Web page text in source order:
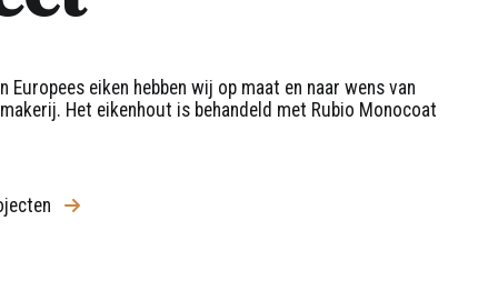
Europees eiken hebben wij op maat en naar wens van
Het eikenhout is behandeld met Rubio Monocoat